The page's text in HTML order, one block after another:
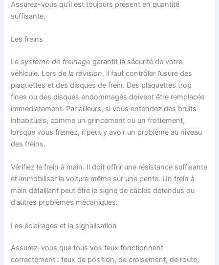
Assurez-vous qu’il est toujours présent en quantité
suffisante.
Les freins
Lesystème de freinage garantit la sécurité de votre
véhicule. Lors dela révision, il faut contrôler l’usure des
plaquettes et des disques de frein. Des plaquettes trop
fines ou des disques endommagés doivent être remplacés
immédiatement. Par ailleurs, si vous entendez des bruits
inhabituels, comme un grincement ou un frottement,
lorsque vous freinez, il peut y avoir un problème au niveau
des freins.
Vérifiez le frein à main. Il doit offrir une résistance suffisante
et immobiliser la voiture même sur une pente. Un frein à
main défaillant peut être le signe de câbles détendus ou
d’autres problèmes mécaniques.
Les éclairages et la signalisation
Assurez-vous que tous vos feux fonctionnent
correctement : feux de position, de croisement, de route,